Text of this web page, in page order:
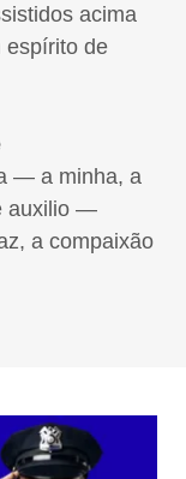
acima
espírito de
— a minha, a
auxilio —
a compaixão